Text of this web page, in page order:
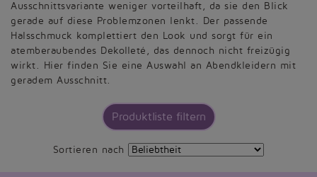
Ausschnittsvariante weniger vorteilhaft, da sie den Blick
gerade auf diese Problemzonen lenkt. Der passende
Halsschmuck komplettiert den Look und sorgt für ein
atemberaubendes Dekolleté, das dennoch nicht freizügig
wirkt. Hier finden Sie eine Auswahl an Abendkleidern mit
geradem Ausschnitt.
Produktliste filtern
Sortieren nach